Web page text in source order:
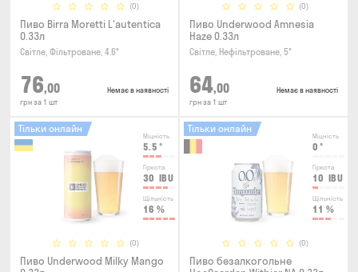
(0)
Пиво Birra Moretti L'autentica
0.33л
Світле, Фільтроване, 4.6°
76,00
грн за 1 шт
Немає в наявності
(0)
Пиво Underwood Amnesia
Haze 0.33л
Світле, Нефільтроване, 5°
64,00
грн за 1 шт
Немає в наявності
Міцність
5.5 °
Гіркота
30 IBU
Щільність
16 %
(0)
Тільки онлайн
Пиво Underwood Milky Mango
Міцність
0 °
Гіркота
10 IBU
Щільність
11 %
(0)
Тільки онлайн
Пиво безалкогольне